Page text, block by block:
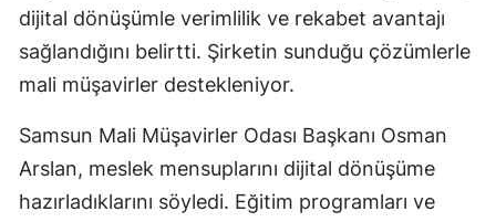
dijital dönüşümle verimlilik ve rekabet avantajı
sağlandığını belirtti. Şirketin sunduğu çözümlerle
mali müşavirler destekleniyor.
Samsun Mali Müşavirler Odası Başkanı Osman
Arslan, meslek mensuplarını dijital dönüşüme
hazırladıklarını söyledi. Eğitim programları ve